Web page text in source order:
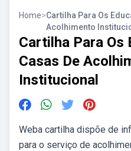
Home>Cartilha Para Os
Acolhimento
Cartilha Para Os
Casas De
Institucional
Weba cartilha dispõe de
para o serviço de